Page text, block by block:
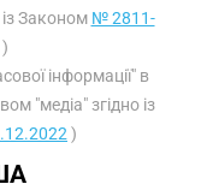
із Законом № 2811-
)
інформації" в
"медіа" згідно із
)